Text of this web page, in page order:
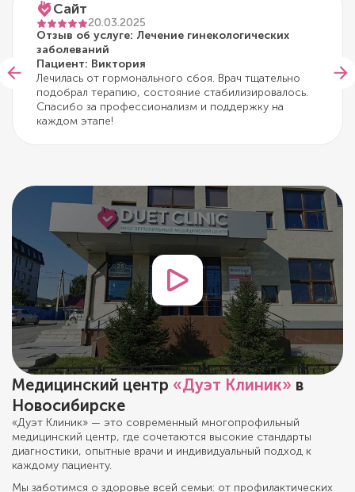
Сайт
20.03.2025
Отзыв об услуге: Лечение гинекологических
заболеваний
Пациент: Виктория
Лечилась от гормонального сбоя. Врач тщательно
подобрал терапию, состояние стабилизировалось.
Спасибо за профессионализм и поддержку на
каждом этапе!
Медицинский центр «Дуэт Клиник» в
Новосибирске
«Дуэт Клиник» — это современный многопрофильный
медицинский центр, где сочетаются высокие стандарты
диагностики, опытные врачи и индивидуальный подход к
каждому пациенту.
Мы заботимся о здоровье всей семьи: от профилактических